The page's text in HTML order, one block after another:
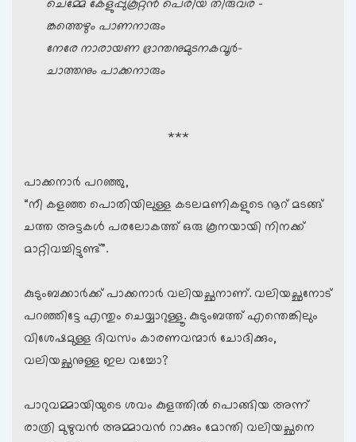
ചെമ്മേ കേളുപ്പുകൂറ്റൻ പെരിയ തിരുവര –
ങ്കത്തെഴും പാണനാരും
നേരേ നാരായണ ഭ്രാന്തനുമുടനകവൂർ-
ചാത്തനും പാക്കനാരും
***
പാക്കനാര്‍ പറഞ്ഞു,
“നീ കളഞ്ഞ പൊതിയിലുള്ള കടലമണികളുടെ നൂറ് മടങ്ങ്
ചത്ത അട്ടകള്‍ പരലോകത്ത് ഒരു കൂനയായി നിനക്ക്
മാറ്റിവച്ചിട്ടുണ്ട്”.
കുടുംബക്കാര്‍ക്ക് പാക്കനാര്‍ വലിയച്ഛനാണ്. വലിയച്ഛനോട്
പറഞ്ഞിട്ടേ എന്തും ചെയ്യാറുള്ളൂ. കുടുംബത്ത് എന്തെങ്കിലും
വിശേഷമുള്ള ദിവസം കാരണവന്മാര്‍ ചോദിക്കും,
വലിയച്ഛനുള്ള ഇല വച്ചോ?
പാറുവമ്മായിയുടെ ശവം കുളത്തില്‍ പൊങ്ങിയ അന്ന്
രാത്രി മുഴുവന്‍ അമ്മാവന്‍ റാക്കും മോന്തി വലിയച്ഛനെ